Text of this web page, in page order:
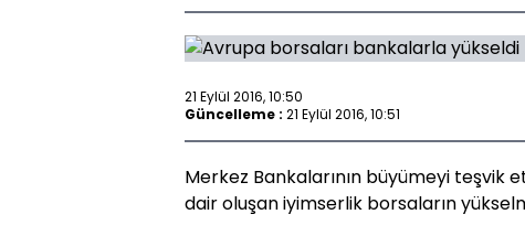
21 Eylül 2016, 10:50
Güncelleme : 21 Eylül 2016, 10:51
Merkez Bankalarının büyümeyi teşvik
dair oluşan iyimserlik borsaların